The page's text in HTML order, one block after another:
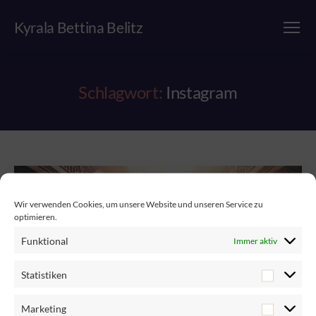
Wir verwenden Cookies, um unsere Website und unseren Service zu
optimieren.
Funktional Immer aktiv
Statistiken
Marketing
Kyrala Bettina Belitz
Schlagwort: Instagram